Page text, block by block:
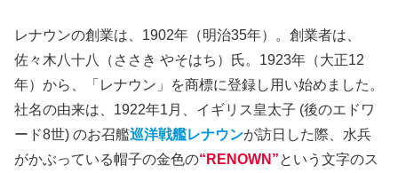
レナウンの創業は、1902年（明治35年）。創業者は、
佐々木八十八（ささき やそはち）氏。1923年（大正12
年）から、「レナウン」を商標に登録し用い始めました。
社名の由来は、1922年1月、イギリス皇太子 (後のエドワ
ード8世) のお召艦巡洋戦艦レナウンが訪日した際、水兵
がかぶっている帽子の金色の“RENOWN”という文字のス